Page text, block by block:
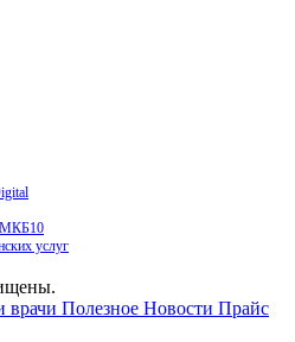
МКБ10
услуг
врачи Полезное Новости Прайс